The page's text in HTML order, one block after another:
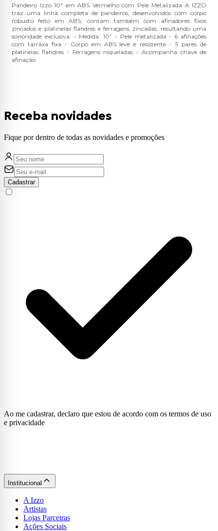
Pandeiro Izzo 10" em ABS Vermelho com Pele Metalizada A IZZO
traz uma linha completa de pandeiros, desenvolvidos com corpo
robusto feito em ABS, contam também com afinadores fixos
zincados e platinelas flandres e ferragens zincadas, resultando uma
sonoridade exclusiva. - Medida: 10” - Pele metalizada - 6 afinações
com tarraxa fixa - Corpo em ABS leve e resistente - 5 pares de
platinelas flandres - Ferragens niqueladas - Acompanha chave de
afinação
Receba novidades
Fique por dentro de todas as novidades e promoções
Cadastrar
Ao me cadastrar, declaro que estou de acordo com os termos de uso
e privacidade
Institucional
A Izzo
Artistas
Lojas Parceiras
Ações Sociais